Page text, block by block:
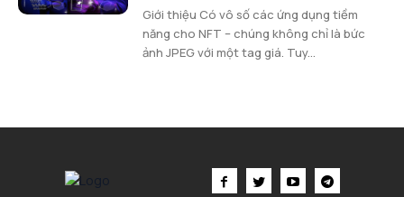
Giới thiệu Có vô số các ứng dụng tiềm
năng cho NFT – chúng không chỉ là bức
ảnh JPEG với một tag giá. Tuy...